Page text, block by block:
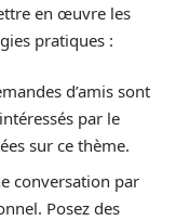
en œuvre les
pratiques :
d’amis sont
par le
sur ce thème.
conversation par
Posez des